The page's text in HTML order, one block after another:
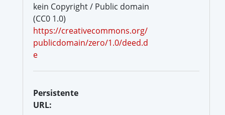
kein Copyright / Public domain
(CC0 1.0)
https://creativecommons.org/
publicdomain/zero/1.0/deed.d
e
Persistente
URL: